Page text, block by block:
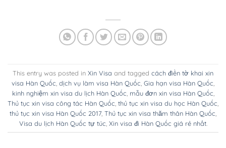
This entry was posted in Xin Visa and tagged cách điền tờ khai xin
visa Hàn Quốc dịch vụ làm visa Hàn Quốc Gia hạn visa Hàn Quốc
kinh nghiệm xin visa du lịch Hàn Quốc mẫu đơn xin visa Hàn Quốc
Thủ tục xin visa công tác Hàn Quốc thủ tục xin visa du học Hàn Quốc
thủ tục xin visa Hàn Quốc 2017 Thủ tục xin visa thăm thân Hàn Quốc
Visa du lịch Hàn Quốc tự túc Xin visa đi Hàn Quốc giá rẻ nhất.